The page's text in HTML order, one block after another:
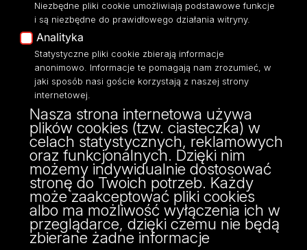
Eksperci UŁ
Polityka Prywatności
Dostępność
ul. Narutowicza 68, 90-136 Łódź
NIP: 724 000 32 43
Adres do doręczeń elektronicznych (ADE):
AE:PL-74796-17640-IHHIV-17
KONTAKT
Niezbędne pliki cookie umożliwiają podstawowe funkcje
i są niezbędne do prawidłowego działania witryny.
Analityka
Statystyczne pliki cookie zbierają informacje
anonimowo. Informacje te pomagają nam zrozumieć, w
jaki sposób nasi goście korzystają z naszej strony
internetowej.
Nasza strona internetowa używa
plików cookies (tzw. ciasteczka) w
celach statystycznych, reklamowych
oraz funkcjonalnych. Dzięki nim
możemy indywidualnie dostosować
stronę do Twoich potrzeb. Każdy
może zaakceptować pliki cookies
albo ma możliwość wyłączenia ich w
przeglądarce, dzięki czemu nie będą
zbierane żadne informacje